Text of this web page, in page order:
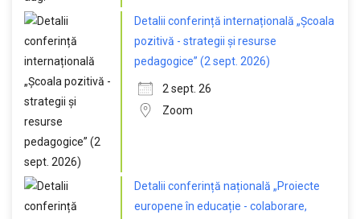
Detalii conferință internațională „Școala
pozitivă - strategii și resurse
pedagogice” (2 sept. 2026)
2 sept. 26
Zoom
Detalii conferință națională „Proiecte
europene în educație - colaborare,